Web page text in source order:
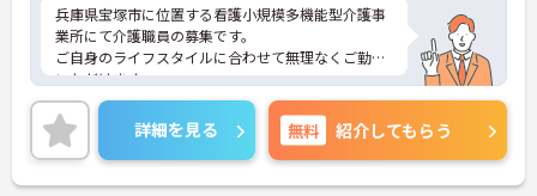
兵庫県宝塚市に位置する看護小規模多機能型介護事
業所にて介護職員の募集です。
ご自身のライフスタイルに合わせて無理なくご勤務
いただけます。
ご興味のある方には、面接対策ポイントなど、さら
に詳細をご案内しますのでお気軽にご相談くださ
い！
詳細を見る 無料 紹介してもらう